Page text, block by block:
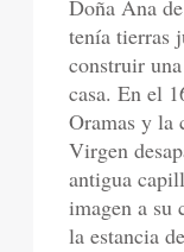
Doña Ana
tenía tierras
construir
casa. En el
Oramas y la
Virgen
antigua
imagen a su
la estancia